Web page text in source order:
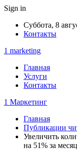
Sign in
Суббота, 8
Контакты
1 marketing
Главная
Услуги
Контакты
1 Маркетинг
Главная
Публикации
Увеличить
на 51% за